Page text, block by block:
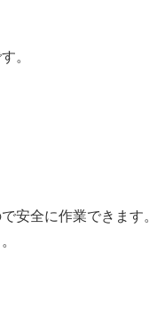
。
安全に作業できます。